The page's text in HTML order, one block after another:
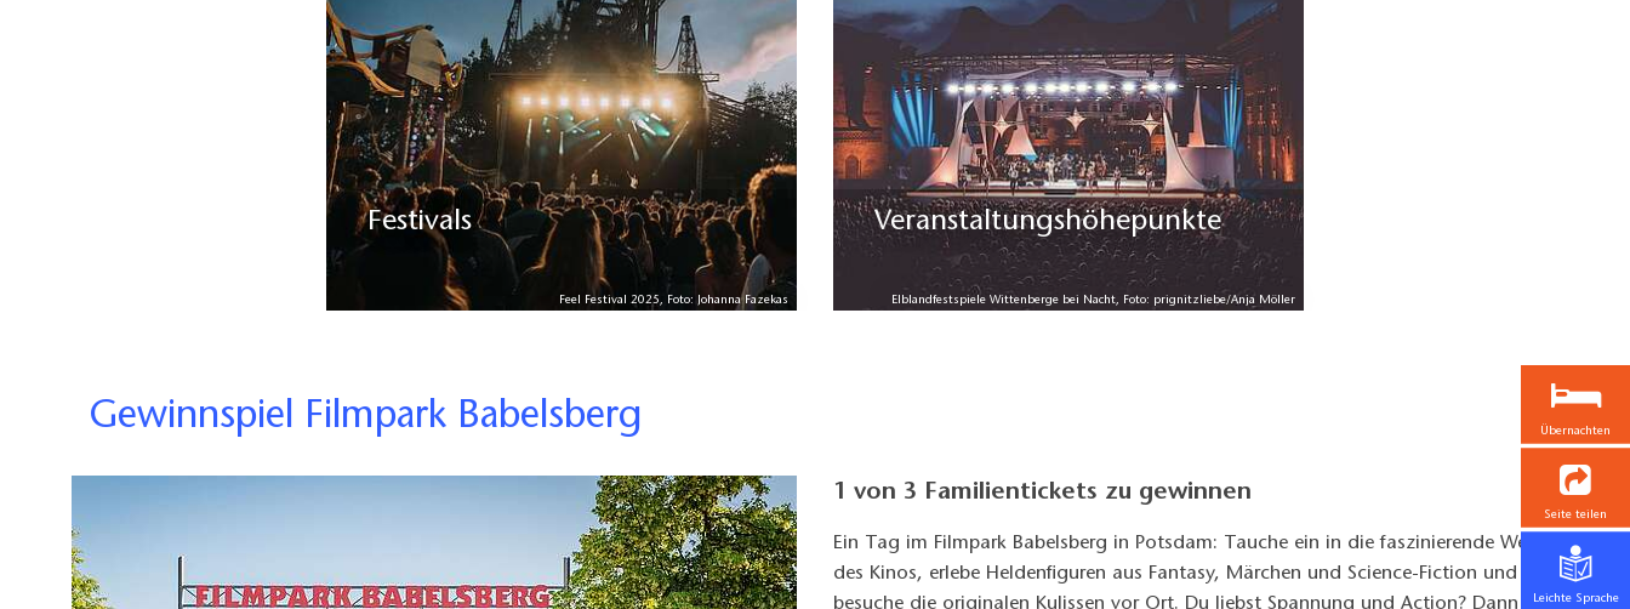
Festivals
Feel Festival 2025, Foto: Johanna Fazekas
Veranstaltungshöhepunkte
Elblandfestspiele Wittenberge bei Nacht, Foto: prignitzliebe/Anja Möller
Gewinnspiel Filmpark Babelsberg
1 von 3 Familientickets zu gewinnen
Ein Tag im Filmpark Babelsberg in Potsdam: Tauche ein in die faszinierende Welt
des Kinos, erlebe Heldenfiguren aus Fantasy, Märchen und Science-Fiction und
besuche die originalen Kulissen vor Ort. Du liebst Spannung und Action? Dann hol
Übernachten
Seite teilen
Leichte Sprache